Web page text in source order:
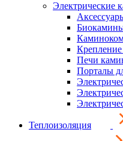
Электрические
Печи
Порталы
Теплоизоляция